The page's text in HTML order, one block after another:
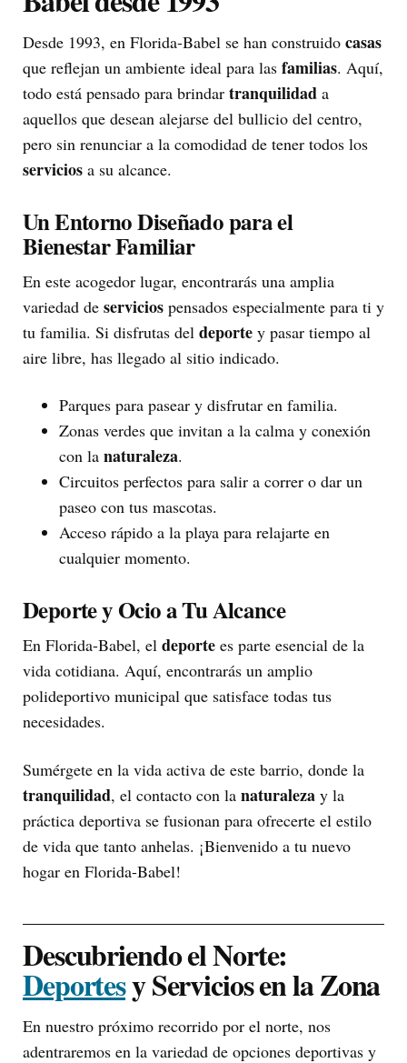
Desde 1993, en Florida-Babel se han construido casas
que reflejan un ambiente ideal para las familias. Aquí,
todo está pensado para brindar tranquilidad a
aquellos que desean alejarse del bullicio del centro,
pero sin renunciar a la comodidad de tener todos los
servicios a su alcance.
Un Entorno Diseñado para el
Bienestar Familiar
En este acogedor lugar, encontrarás una amplia
variedad de servicios pensados especialmente para ti y
tu familia. Si disfrutas del deporte y pasar tiempo al
aire libre, has llegado al sitio indicado.
Parques para pasear y disfrutar en familia.
Zonas verdes que invitan a la calma y conexión
con la naturaleza.
Circuitos perfectos para salir a correr o dar un
paseo con tus mascotas.
Acceso rápido a la playa para relajarte en
cualquier momento.
Deporte y Ocio a Tu Alcance
En Florida-Babel, el deporte es parte esencial de la
vida cotidiana. Aquí, encontrarás un amplio
polideportivo municipal que satisface todas tus
necesidades.
Sumérgete en la vida activa de este barrio, donde la
tranquilidad, el contacto con la naturaleza y la
práctica deportiva se fusionan para ofrecerte el estilo
de vida que tanto anhelas. ¡Bienvenido a tu nuevo
hogar en Florida-Babel!
Descubriendo el Norte:
Deportesy Servicios en la Zona
En nuestro próximo recorrido por el norte, nos
adentraremos en la variedad de opciones deportivas y